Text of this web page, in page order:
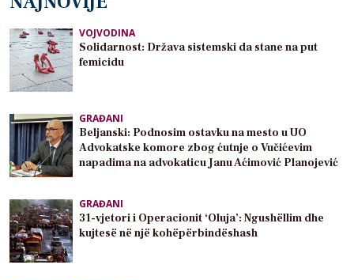
VOJVODINA
Solidarnost: Država sistemski da stane na put
femicidu
GRAĐANI
Beljanski: Podnosim ostavku na mesto u UO
Advokatske komore zbog ćutnje o Vučićevim
napadima na advokaticu Janu Aćimović Planojević
GRAĐANI
31-vjetori i Operacionit ‘Oluja’: Ngushëllim dhe
kujtesë në një kohëpërbindëshash